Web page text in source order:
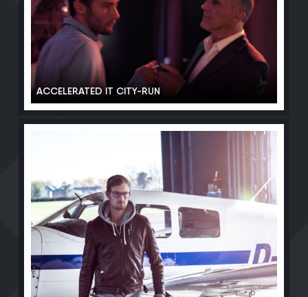
ACCELERATED IT CITY-RUN